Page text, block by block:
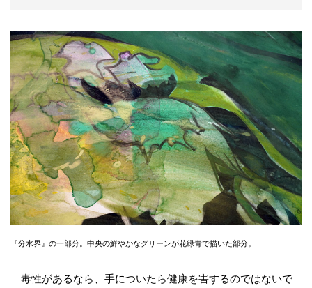
『分水界』の一部分。中央の鮮やかなグリーンが花緑青で描いた部分。
―毒性があるなら、手についたら健康を害するのではないで